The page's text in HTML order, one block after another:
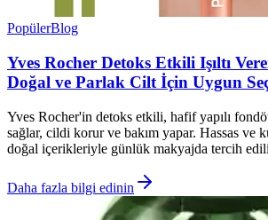
PopülerBlog
Yves Rocher Detoks Etkili Işıltı
Doğal ve Parlak Cilt İçin Uygun
Yves Rocher'in detoks etkili, hafif yapılı
sağlar, cildi korur ve bakım yapar. Hassas ve
doğal içerikleriyle günlük makyajda tercih
Daha fazla bilgi edinin